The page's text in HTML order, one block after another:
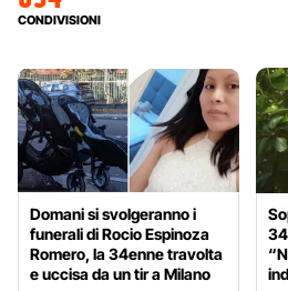
CONDIVISIONI
Domani si svolgeranno i
funerali di Rocio Espinoza
Romero, la 34enne travolta
e uccisa da un tir a Milano